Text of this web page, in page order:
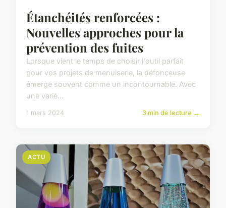
Étanchéités renforcées :
Nouvelles approches pour la
prévention des fuites
Lorsque vient le temps de choisir l'outil parfait
pour vos projets de menuiserie, la défonceuse
émerge souvent comme un incontournable. Avec
une varié...
1 mars 2024 3 min de lecture →
ACTU